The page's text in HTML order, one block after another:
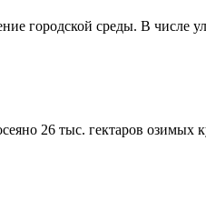
городской среды. В числе
26 тыс. гектаров озимых